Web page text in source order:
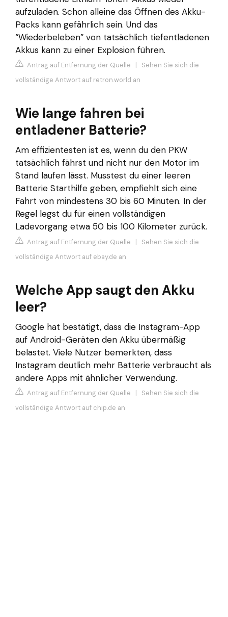
aufzuladen. Schon alleine das Öffnen des Akku-
Packs kann gefährlich sein. Und das
“Wiederbeleben” von tatsächlich tiefentladenen
Akkus kann zu einer Explosion führen.
Antrag auf Entfernung der Quelle | Sehen Sie sich die
vollständige Antwort auf retron.world an
Wie lange fahren bei
entladener Batterie?
Am effizientesten ist es, wenn du den PKW
tatsächlich fährst und nicht nur den Motor im
Stand laufen lässt. Musstest du einer leeren
Batterie Starthilfe geben, empfiehlt sich eine
Fahrt von mindestens 30 bis 60 Minuten. In der
Regel legst du für einen vollständigen
Ladevorgang etwa 50 bis 100 Kilometer zurück.
Antrag auf Entfernung der Quelle | Sehen Sie sich die
vollständige Antwort auf ebay.de an
Welche App saugt den Akku
leer?
Google hat bestätigt, dass die Instagram-App
auf Android-Geräten den Akku übermäßig
belastet. Viele Nutzer bemerkten, dass
Instagram deutlich mehr Batterie verbraucht als
andere Apps mit ähnlicher Verwendung.
Antrag auf Entfernung der Quelle | Sehen Sie sich die
vollständige Antwort auf chip.de an